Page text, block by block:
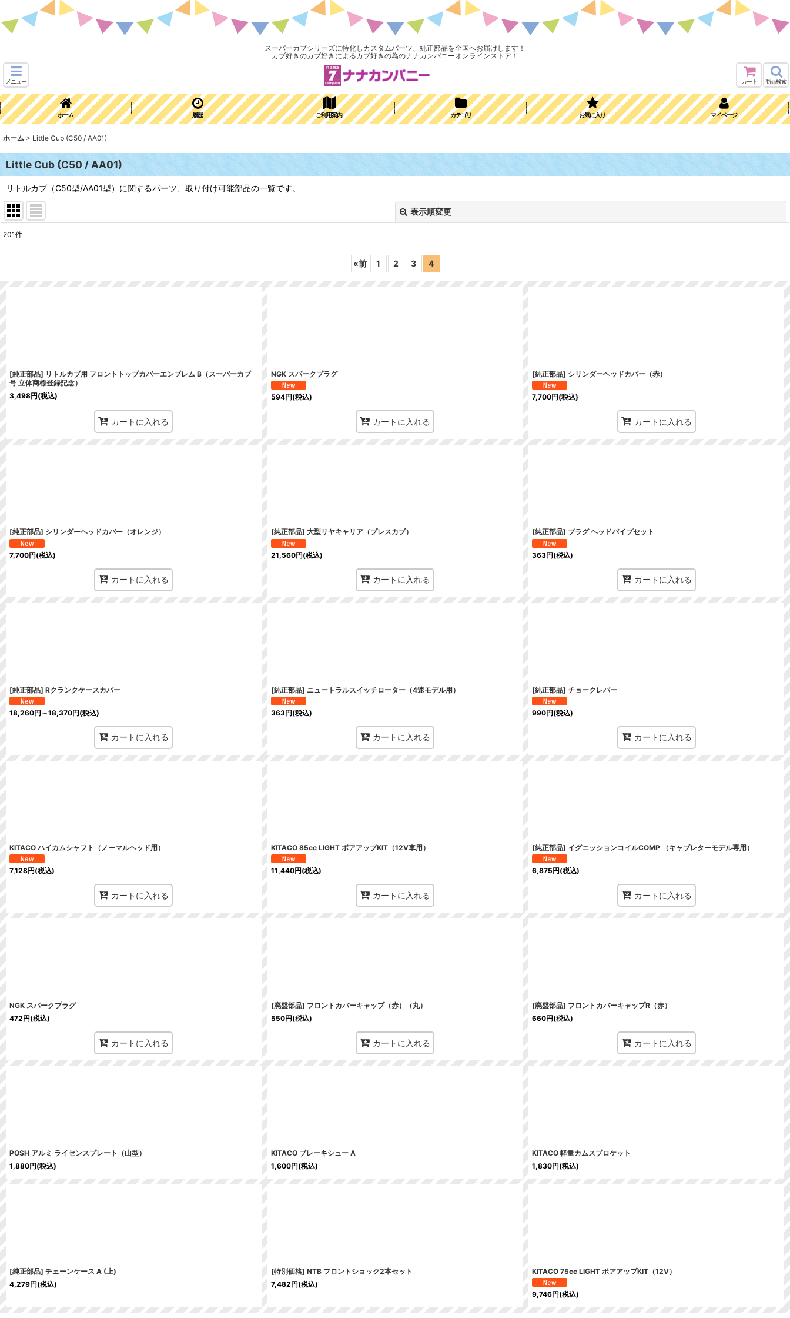
スーパーカブシリーズに特化しカスタムパーツ、純正部品を全国へお届けします！
カブ好きのカブ好きによるカブ好きの為のナナカンパニーオンラインストア！
メニュー カート 商品検索
ホーム 履歴 ご利用案内 カテゴリ お気に入り マイページ
ホーム > Little Cub (C50 / AA01)
Little Cub (C50 / AA01)
リトルカブ（C50型/AA01型）に関するパーツ、取り付け可能部品の一覧です。
表示順変更
201件
«前 1 2 3 4
[純正部品] リトルカブ用 フロントトップカバーエンブレム B（スーパーカブ
号 立体商標登録記念）
3,498円(税込)
カートに入れる
NGK スパークプラグ
594円(税込)
カートに入れる
[純正部品] シリンダーヘッドカバー（赤）
7,700円(税込)
カートに入れる
[純正部品] シリンダーヘッドカバー（オレンジ）
7,700円(税込)
カートに入れる
[純正部品] 大型リヤキャリア（プレスカブ）
21,560円(税込)
カートに入れる
[純正部品] プラグ ヘッドパイプセット
363円(税込)
カートに入れる
[純正部品] Rクランクケースカバー
18,260円 ～18,370円(税込)
カートに入れる
[純正部品] ニュートラルスイッチローター（4速モデル用）
363円(税込)
カートに入れる
[純正部品] チョークレバー
990円(税込)
カートに入れる
KITACO ハイカムシャフト（ノーマルヘッド用）
7,128円(税込)
カートに入れる
KITACO 85cc LIGHT ボアアップKIT（12V車用）
11,440円(税込)
カートに入れる
[純正部品] イグニッションコイルCOMP （キャブレターモデル専用）
6,875円(税込)
カートに入れる
NGK スパークプラグ
472円(税込)
カートに入れる
[廃盤部品] フロントカバーキャップ（赤）（丸）
550円(税込)
カートに入れる
[廃盤部品] フロントカバーキャップR（赤）
660円(税込)
カートに入れる
POSH アルミ ライセンスプレート（山型）
1,880円(税込)
KITACO ブレーキシュー A
1,600円(税込)
KITACO 軽量カムスプロケット
1,830円(税込)
[純正部品] チェーンケース A (上)
4,279円(税込)
[特別価格] NTB フロントショック2本セット
7,482円(税込)
KITACO 75cc LIGHT ボアアップKIT（12V）
9,746円(税込)